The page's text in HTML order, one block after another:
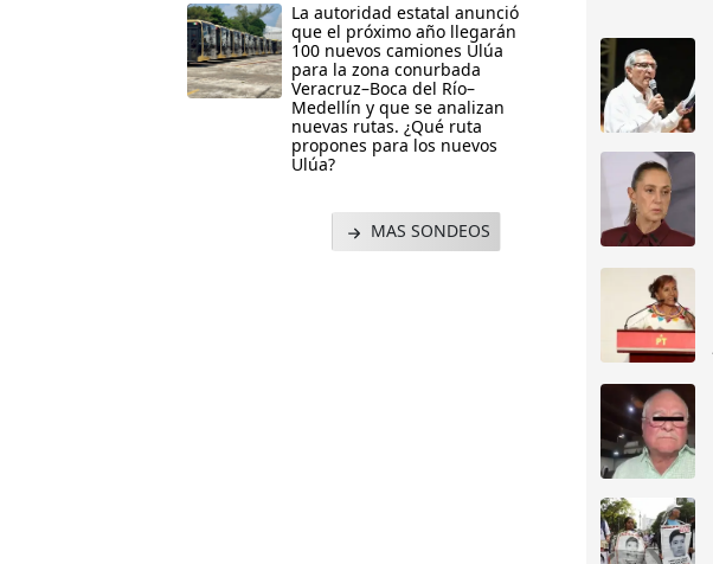
La autoridad estatal anunció
que el próximo año llegarán
100 nuevos camiones Ulúa
para la zona conurbada
Veracruz–Boca del Río–
Medellín y que se analizan
nuevas rutas. ¿Qué ruta
propones para los nuevos
Ulúa?
MAS SONDEOS